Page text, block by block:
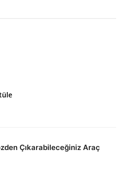
Çıkarabileceğiniz Araç